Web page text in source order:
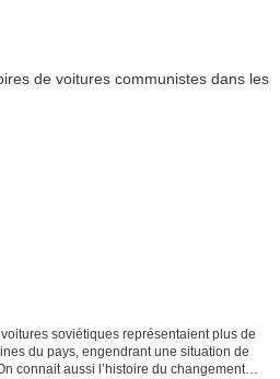
soviétiques représentaient plus de
du pays, engendrant une situation de
connait aussi l’histoire du changement